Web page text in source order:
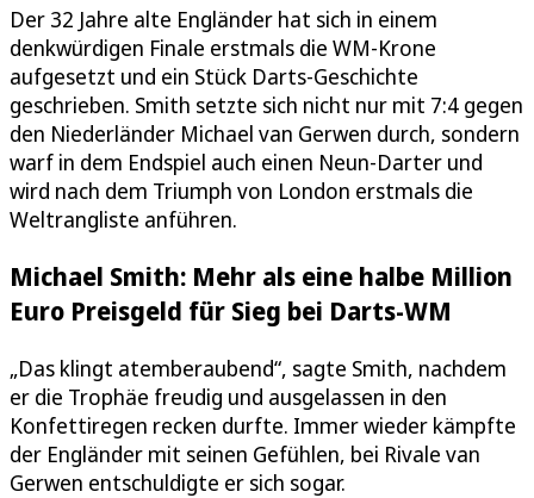
Der 32 Jahre alte Engländer hat sich in einem
denkwürdigen Finale erstmals die WM-Krone
aufgesetzt und ein Stück Darts-Geschichte
geschrieben. Smith setzte sich nicht nur mit 7:4 gegen
den Niederländer Michael van Gerwen durch, sondern
warf in dem Endspiel auch einen Neun-Darter und
wird nach dem Triumph von London erstmals die
Weltrangliste anführen.
Michael Smith: Mehr als eine halbe Million
Euro Preisgeld für Sieg bei Darts-WM
„Das klingt atemberaubend“, sagte Smith, nachdem
er die Trophäe freudig und ausgelassen in den
Konfettiregen recken durfte. Immer wieder kämpfte
der Engländer mit seinen Gefühlen, bei Rivale van
Gerwen entschuldigte er sich sogar.